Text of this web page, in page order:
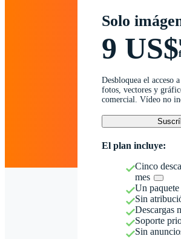
Solo
9 US$
Desbloquea el acceso
fotos, vectores y
comercial. Vídeo no
El plan incluye:
Cinco
mes
Un paquete
Sin
Descargas
Soporte
Sin